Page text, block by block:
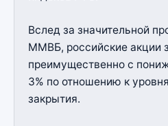
Вслед за значительной
ММВБ, российские акции
преимущественно с
3% по отношению к
закрытия.